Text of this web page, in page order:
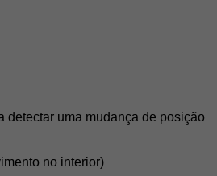
detectar uma mudança de posição
no interior)